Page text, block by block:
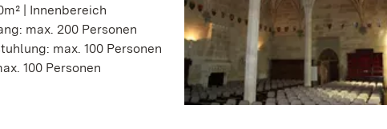
| Innenbereich
max. 200 Personen
max. 100 Personen
100 Personen